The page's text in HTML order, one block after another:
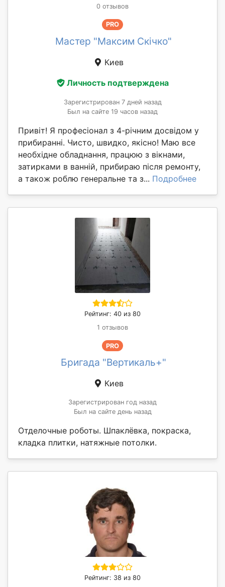
0 отзывов
PRO
Мастер "Максим Скічко"
Киев
Личность подтверждена
Зарегистрирован 7 дней назад
Был на сайте 19 часов назад
Привіт! Я професіонал з 4-річним досвідом у
прибиранні. Чисто, швидко, якісно! Маю все
необхідне обладнання, працюю з вікнами,
затирками в ванній, прибираю після ремонту,
а також роблю генеральне та з... Подробнее
Рейтинг: 40 из 80
1 отзывов
PRO
Бригада "Вертикаль+"
Киев
Зарегистрирован год назад
Был на сайте день назад
Отделочные роботы. Шпаклёвка, покраска,
кладка плитки, натяжные потолки.
Рейтинг: 38 из 80